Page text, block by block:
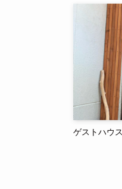
ゲストハウ